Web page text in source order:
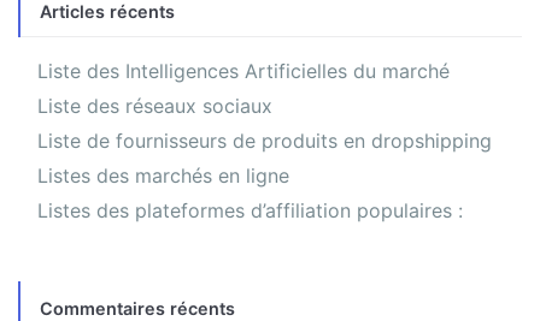
Articles récents
Liste des Intelligences Artificielles du marché
Liste des réseaux sociaux
Liste de fournisseurs de produits en dropshipping
Listes des marchés en ligne
Listes des plateformes d’affiliation populaires :
Commentaires récents